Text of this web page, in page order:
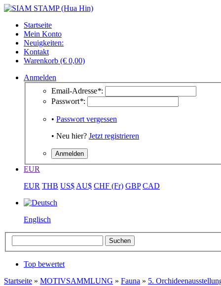
Startseite
Mein Konto
Neuigkeiten:
Kontakt
Warenkorb (€ 0,00)
Anmelden
Email-Adresse*:
Passwort*:
• Passwort vergessen
• Neu hier? Jetzt registrieren
EUR
EUR THB US$ AU$ CHF (Fr) GBP CAD
Englisch
Top bewertet
Startseite » MOTIVSAMMLUNG » Fauna » 5.